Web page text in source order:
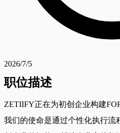
2026/7/5
职位描述
ZETIIFY正在为初创企业构建
我们的使命是通过个性化执行流